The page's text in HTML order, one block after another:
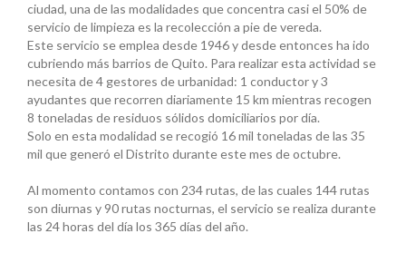
ciudad, una de las modalidades que concentra casi el 50% de
servicio de limpieza es la recolección a pie de vereda.
Este servicio se emplea desde 1946 y desde entonces ha ido
cubriendo más barrios de Quito. Para realizar esta actividad se
necesita de 4 gestores de urbanidad: 1 conductor y 3
ayudantes que recorren diariamente 15 km mientras recogen
8 toneladas de residuos sólidos domiciliarios por día.
Solo en esta modalidad se recogió 16 mil toneladas de las 35
mil que generó el Distrito durante este mes de octubre.
Al momento contamos con 234 rutas, de las cuales 144 rutas
son diurnas y 90 rutas nocturnas, el servicio se realiza durante
las 24 horas del día los 365 días del año.